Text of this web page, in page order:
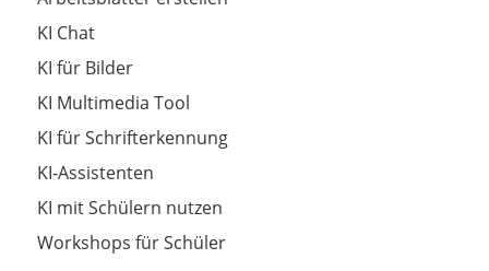
KI Chat
KI für Bilder
KI Multimedia Tool
KI für Schrifterkennung
KI-Assistenten
KI mit Schülern nutzen
Workshops für Schüler